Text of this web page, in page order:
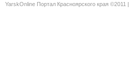
YarskOnline Портал Красноярского края ©2011 |